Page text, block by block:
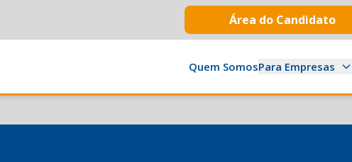
Área do Candidato
Quem SomosPara Empresas